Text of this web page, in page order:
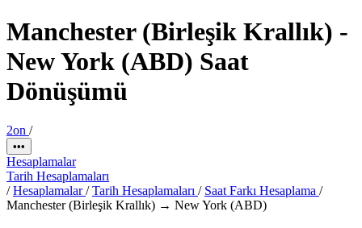
Manchester (Birleşik Krallık) -
New York (ABD) Saat
Dönüşümü
2on /
•••
Hesaplamalar
Tarih Hesaplamaları
/ Hesaplamalar/ Tarih Hesaplamaları / Saat Farkı Hesaplama /
Manchester (Birleşik Krallık) → New York (ABD)